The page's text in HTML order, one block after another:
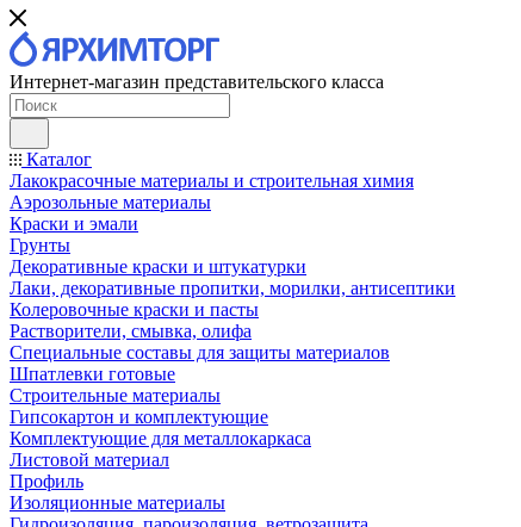
Интернет-магазин представительского класса
Каталог
Лакокрасочные материалы и строительная химия
Аэрозольные материалы
Краски и эмали
Грунты
Декоративные краски и штукатурки
Лаки, декоративные пропитки, морилки, антисептики
Колеровочные краски и пасты
Растворители, смывка, олифа
Специальные составы для защиты материалов
Шпатлевки готовые
Строительные материалы
Гипсокартон и комплектующие
Комплектующие для металлокаркаса
Листовой материал
Профиль
Изоляционные материалы